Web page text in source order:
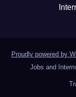
Proudly powered by
Jobs and